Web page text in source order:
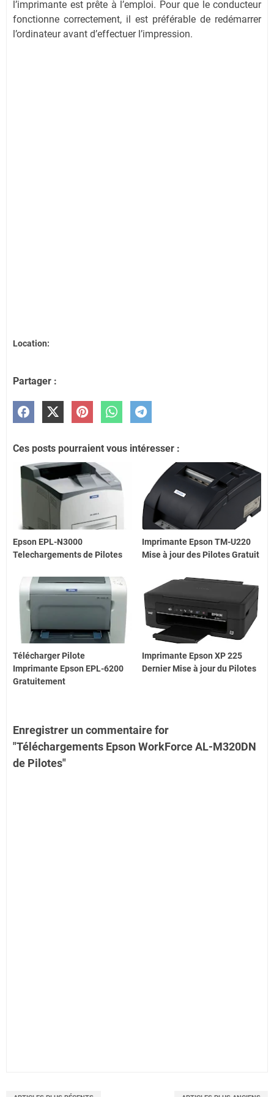
l’imprimante est prête à l’emploi. Pour que le conducteur
fonctionne correctement, il est préférable de redémarrer
l’ordinateur avant d’effectuer l’impression.
Location:
Partager :
Ces posts pourraient vous intéresser :
Epson EPL-N3000
Telechargements de Pilotes
Imprimante Epson TM-U220
Mise à jour des Pilotes Gratuit
Télécharger Pilote
Imprimante Epson EPL-6200
Gratuitement
Imprimante Epson XP 225
Dernier Mise à jour du Pilotes
Enregistrer un commentaire for
"Téléchargements Epson WorkForce AL-M320DN
de Pilotes"